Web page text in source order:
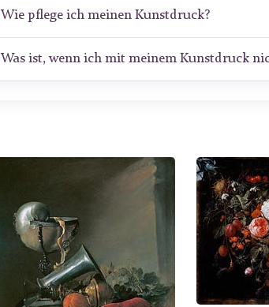
Wie pflege ich meinen Kunstdruck?
Was ist, wenn ich mit meinem Kunstdruck